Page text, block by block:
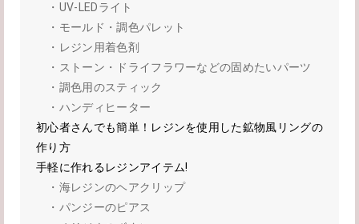
・UV-LEDライト
・モールド・調色パレット
・レジン用着色剤
・ストーン・ドライフラワーなどの固めたいパーツ
・調色用のスティック
・ハンディヒーター
初心者さんでも簡単！レジンを使用した鉱物風リングの
作り方
手軽に作れるレジンアイテム!
・海レジンのヘアクリップ
・パンジーのピアス